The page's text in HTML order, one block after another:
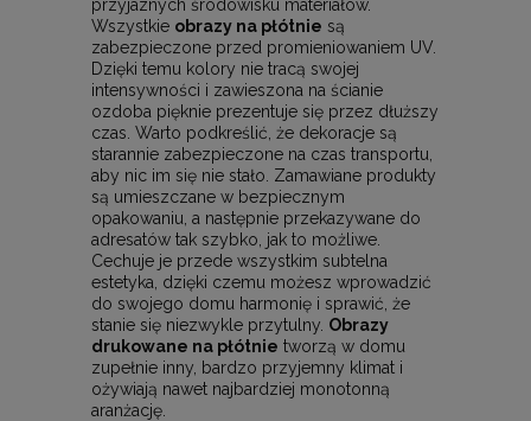
przyjaznych środowisku materiałów.
Wszystkie obrazy na płótnie są
zabezpieczone przed promieniowaniem UV.
Dzięki temu kolory nie tracą swojej
intensywności i zawieszona na ścianie
ozdoba pięknie prezentuje się przez dłuższy
czas. Warto podkreślić, że dekoracje są
starannie zabezpieczone na czas transportu,
aby nic im się nie stało. Zamawiane produkty
są umieszczane w bezpiecznym
opakowaniu, a następnie przekazywane do
adresatów tak szybko, jak to możliwe.
Cechuje je przede wszystkim subtelna
estetyka, dzięki czemu możesz wprowadzić
do swojego domu harmonię i sprawić, że
stanie się niezwykle przytulny. Obrazy
drukowane na płótnie tworzą w domu
zupełnie inny, bardzo przyjemny klimat i
ożywiają nawet najbardziej monotonną
aranżację.